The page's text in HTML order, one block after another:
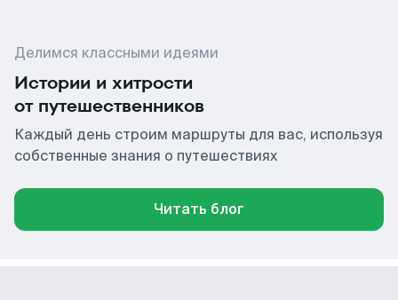
Делимся классными идеями
Истории и хитрости
от путешественников
Каждый день строим маршруты для вас, используя
собственные знания о путешествиях
Читать блог